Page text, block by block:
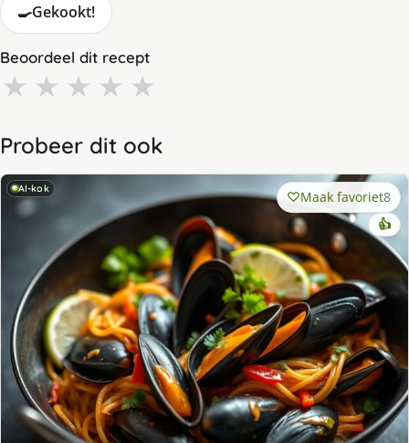
🍳Gekookt!
Beoordeel dit recept
★ ★ ★ ★ ★
Probeer dit ook
AI-kok Maak favoriet8
👍